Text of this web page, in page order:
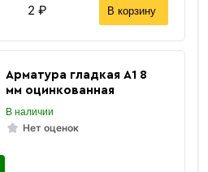
2 ₽ В корзину
Арматура гладкая А1 8
мм оцинкованная
В наличии
Нет оценок